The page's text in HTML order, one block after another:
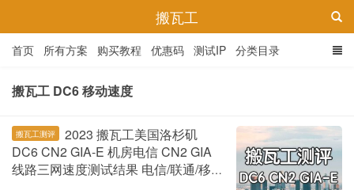
搬瓦工
首页 所有方案 购买教程 优惠码 测试IP 分类目录
搬瓦工 DC6 移动速度
搬瓦工测评
2023 搬瓦工美国洛杉矶
DC6 CN2 GIA-E 机房电信 CN2 GIA
线路三网速度测试结果 电信/联通/移